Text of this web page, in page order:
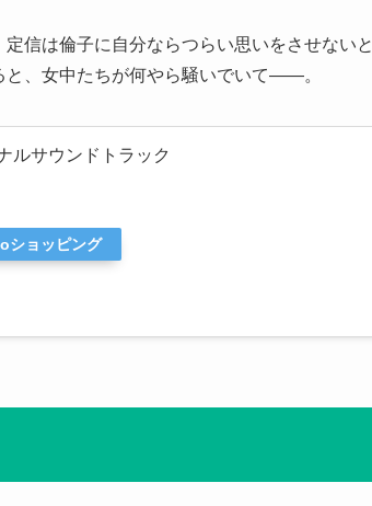
信は倫子に自分ならつらい思いをさせないと
と、女中たちが何やら騒いでいて――。
ルサウンドトラック
ショッピング